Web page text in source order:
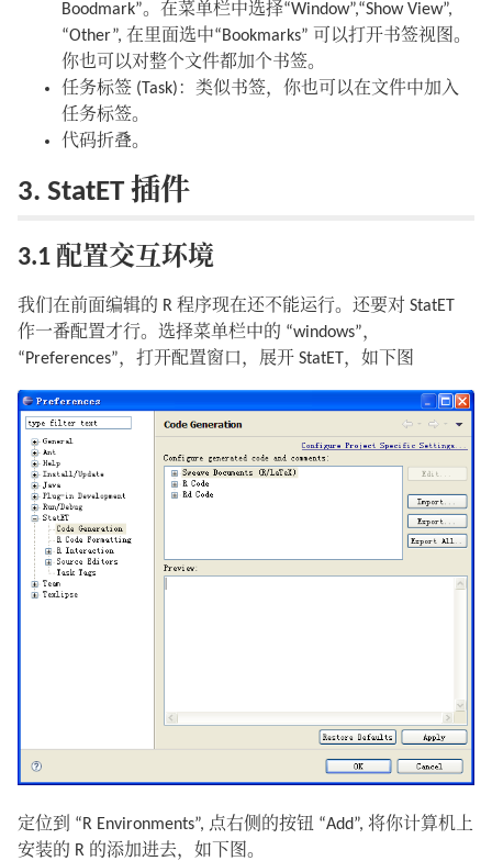
Boodmark”。在菜单栏中选择“Window”,“Show View”,
“Other”, 在里面选中“Bookmarks” 可以打开书签视图。
你也可以对整个文件都加个书签。
任务标签 (Task)：类似书签，你也可以在文件中加入
任务标签。
代码折叠。
3. StatET 插件
3.1 配置交互环境
我们在前面编辑的 R 程序现在还不能运行。还要对 StatET
作一番配置才行。选择菜单栏中的 “windows”，
“Preferences”，打开配置窗口，展开 StatET，如下图
定位到 “R Environments”, 点右侧的按钮 “Add”, 将你计算机上
安装的 R 的添加进去，如下图。